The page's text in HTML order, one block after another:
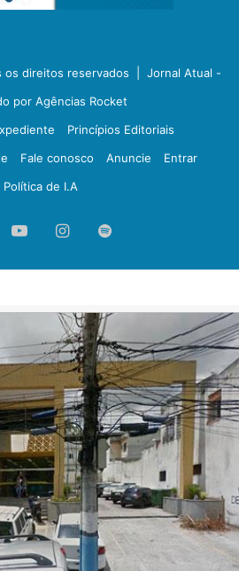
os direitos reservados | Jornal Atual -
por Agências Rocket
Princípios Editoriais
Fale conosco Anuncie
Entrar
Política de I.A
YouTubeInstagram
Spotify